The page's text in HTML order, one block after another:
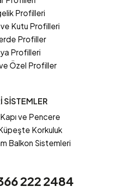
Profilleri
Kutu Profilleri
Profiller
Profilleri
Özel Profiller
SİSTEMLER
ve Pencere
Korkuluk
Balkon Sistemleri
222 2484